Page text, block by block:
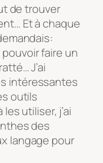
de trouver
Et à chaque
faire un
J’ai
intéressantes
outils
utiliser, j’ai
des
langage pour